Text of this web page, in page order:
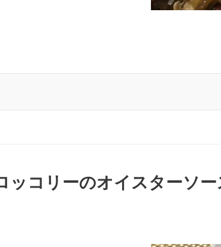
ッコリーのオイスターソ